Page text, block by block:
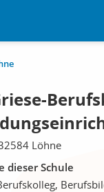
Löhne
dieser Schule